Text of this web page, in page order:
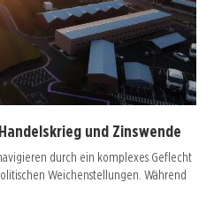
und Zinswende
durch ein komplexes Geflecht
Weichenstellungen. Während